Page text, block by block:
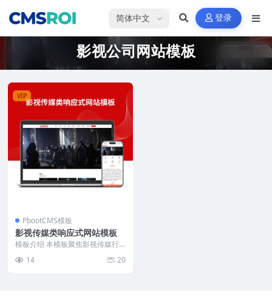
选择语言 登录
影视公司网站模板
VIP
PbootCMS模板
影视传媒类响应式网站模板
模板介绍 本模板聚焦影视传媒行
简介、企业文化、荣誉...
14 20